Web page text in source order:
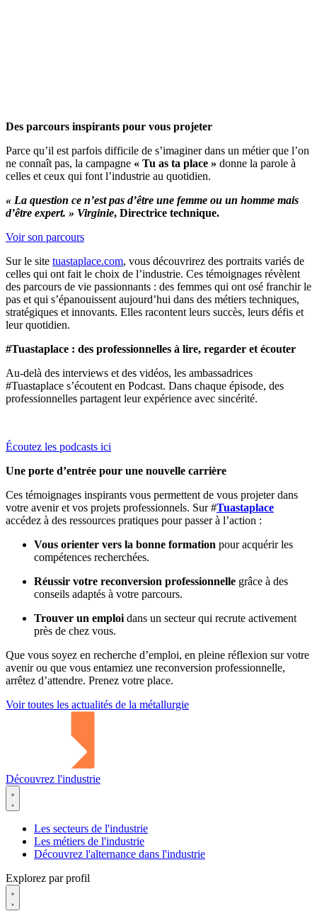
Des parcours inspirants pour vous projeter
Parce qu’il est parfois difficile de s’imaginer dans un métier que l’on
ne connaît pas, la campagne « Tu as ta place » donne la parole à
celles et ceux qui font l’industrie au quotidien.
« La question ce n’est pas d’être une femme ou un homme mais
d’être expert. » Virginie, Directrice technique.
Voir son parcours
Sur le site tuastaplace.com, vous découvrirez des portraits variés de
celles qui ont fait le choix de l’industrie. Ces témoignages révèlent
des parcours de vie passionnants : des femmes qui ont osé franchir le
pas et qui s’épanouissent aujourd’hui dans des métiers techniques,
stratégiques et innovants. Elles racontent leurs succès, leurs défis et
leur quotidien.
#Tuastaplace : des professionnelles à lire, regarder et écouter
Au-delà des interviews et des vidéos, les ambassadrices
#Tuastaplace s’écoutent en Podcast. Dans chaque épisode, des
professionnelles partagent leur expérience avec sincérité.
Écoutez les podcasts ici
Une porte d’entrée pour une nouvelle carrière
Ces témoignages inspirants vous permettent de vous projeter dans
votre avenir et vos projets professionnels. Sur #Tuastaplace
accédez à des ressources pratiques pour passer à l’action :
Vous orienter vers la bonne formation pour acquérir les
compétences recherchées.
Réussir votre reconversion professionnelle grâce à des
conseils adaptés à votre parcours.
Trouver un emploi dans un secteur qui recrute activement
près de chez vous.
Que vous soyez en recherche d’emploi, en pleine réflexion sur votre
avenir ou que vous entamiez une reconversion professionnelle,
arrêtez d’attendre. Prenez votre place.
Voir toutes les actualités de la métallurgie
Découvrez l'industrie
Les secteurs de l'industrie
Les métiers de l'industrie
Découvrez l'alternance dans l'industrie
Explorez par profil